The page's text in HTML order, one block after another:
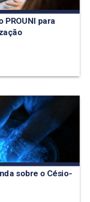
PROUNI para
sobre o Césio-